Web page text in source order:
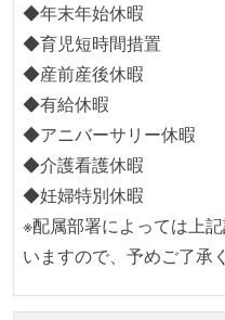
ワークフローの整備
全てのコードをバージ
各メンバーが実装した
ベースで行われる
自動（＝システム化さ
ビルド、自動デプロイ
コードによるインフ
Code）の環境が整備さ
オープンな情報共有
◆年末年始休暇
◆育児短時間措置
◆産前産後休暇
◆有給休暇
◆アニバーサリー休暇
◆介護看護休暇
◆妊婦特別休暇
※配属部署によっては上
いますので、予めご了承